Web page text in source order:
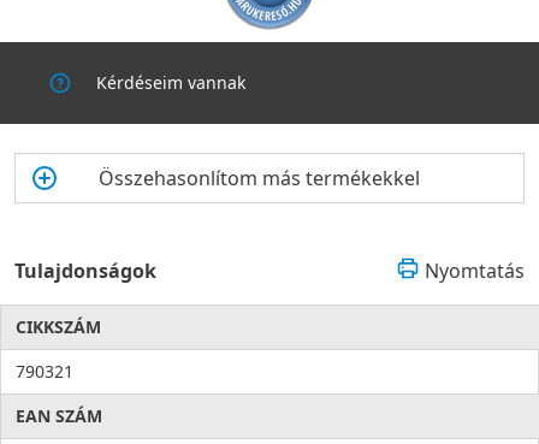
Kérdéseim vannak
Összehasonlítom más termékekkel
Tulajdonságok Nyomtatás
CIKKSZÁM
790321
EAN SZÁM